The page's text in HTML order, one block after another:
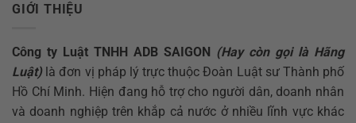
GIỚI THIỆU
Công ty Luật TNHH ADB SAIGON (Hay còn gọi là Hãng
Luật) là đơn vị pháp lý trực thuộc Đoàn Luật sư Thành phố
Hồ Chí Minh. Hiện đang hỗ trợ cho người dân, doanh nhân
và doanh nghiệp trên khắp cả nước ở nhiều lĩnh vực khác